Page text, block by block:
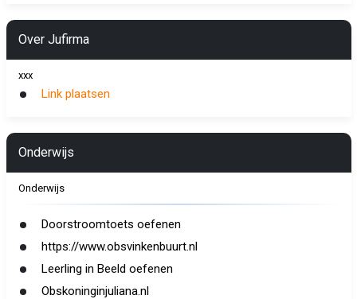
Over Jufirma
xxx
Link plaatsen
Onderwijs
Onderwijs
Doorstroomtoets oefenen
https://www.obsvinkenbuurt.nl
Leerling in Beeld oefenen
Obskoninginjuliana.nl